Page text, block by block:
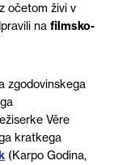
očetom živi v
na filmsko-
zgodovinskega
Věre
kratkega
(Karpo Godina,